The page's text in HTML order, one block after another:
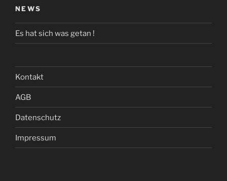
NEWS
Es hat sich was getan !
Kontakt
AGB
Datenschutz
Impressum